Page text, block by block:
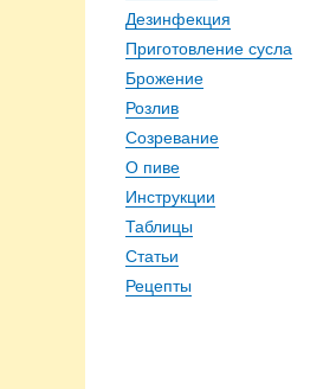
Дезинфекция
Приготовление сусла
Брожение
Розлив
Созревание
О пиве
Инструкции
Таблицы
Статьи
Рецепты